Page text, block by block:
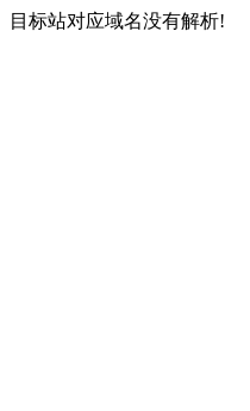
目标站对应域名没有解析!